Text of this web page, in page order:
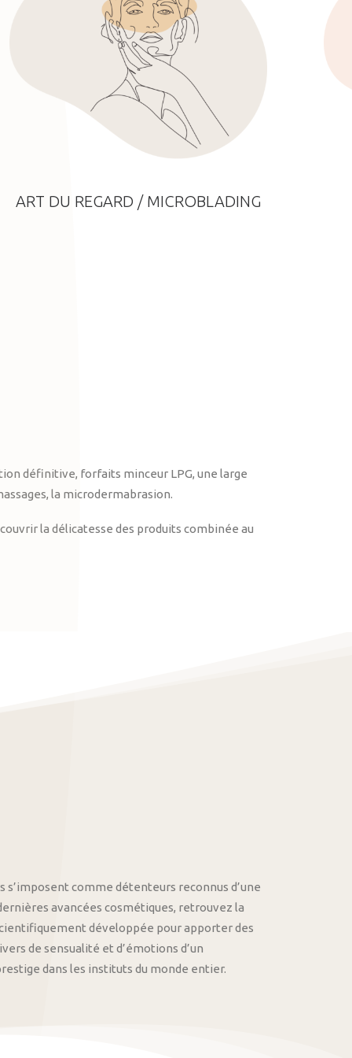
ART DU REGARD / MICROBLADING
définitive, forfaits minceur LPG, une large
la microdermabrasion.
la délicatesse des produits combinée au
s’imposent comme détenteurs reconnus d’une
avancées cosmétiques, retrouvez la
développée pour apporter des
de sensualité et d’émotions d’un
dans les instituts du monde entier.